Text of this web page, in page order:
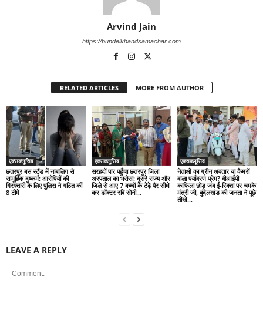
Arvind Jain
https://bundelkhandsamachar.com
RELATED ARTICLES MORE FROM AUTHOR
एक्सक्लूसिव
छतरपुर बस स्टैंड में नाबालिग से
सामूहिक दुष्कर्म: आरोपियों की
गिरफ्तारी के लिए पुलिस ने गठित कीं
8 टीमें
एक्सक्लूसिव
सरहदों पार पहुँचा छतरपुर जिला
अस्पताल का भरोसा: दूसरे राज्य और
जिले से आए 7 बच्चों के टेढ़े पैर सीधे
कर डॉक्टर रवि सोनी...
एक्सक्लूसिव
नेताओं का ग्रीन अवतार या कैमरों
वाला पर्यावरण प्रेम? वीआईपी
काफिला छोड़ जब ई-रिक्शा पर चमके
मंत्री जी, बुंदेलखंड की जनता ने पूछे
तीखे...
LEAVE A REPLY